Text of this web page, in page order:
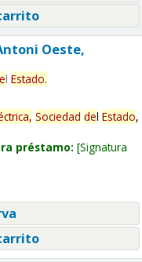
Oeste,
l Estado.
Sociedad del Estado,
préstamo: Signatura